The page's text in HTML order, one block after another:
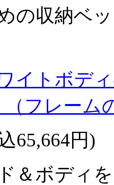
の収納ベ
イトボデ
（フレーム
65,664円)
＆ボディ